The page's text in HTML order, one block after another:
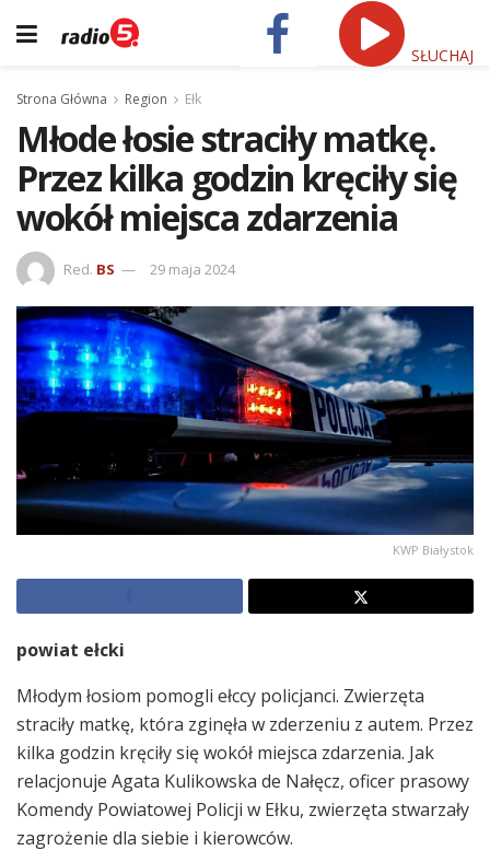
SŁUCHAJ
Strona Główna Region Ełk
Młode łosie straciły matkę.
Przez kilka godzin kręciły się
wokół miejsca zdarzenia
Red. BS 29 maja 2024
KWP Białystok
powiat ełcki
Młodym łosiom pomogli ełccy policjanci. Zwierzęta
straciły matkę, która zginęła w zderzeniu z autem. Przez
kilka godzin kręciły się wokół miejsca zdarzenia. Jak
relacjonuje Agata Kulikowska de Nałęcz, oficer prasowy
Komendy Powiatowej Policji w Ełku, zwierzęta stwarzały
zagrożenie dla siebie i kierowców.